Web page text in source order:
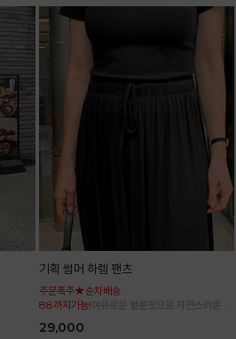
기획 썸머 하렘 팬츠
주문폭주★순차배송
88까지가능!여유로운 벌룬핏으로 자연스러운 체
29,000